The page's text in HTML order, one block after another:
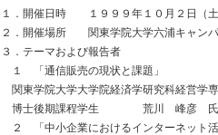
１．開催日時 １９９９年１０月２日（
２．開催場所 関東学院大学六浦キャンパ
３．テーマおよび報告者
１ 「通信販売の現状と課題」
関東学院大学大学院経済学研究科経営学
博士後期課程学生 荒川 峰彦 氏
２ 「中小企業におけるインターネット